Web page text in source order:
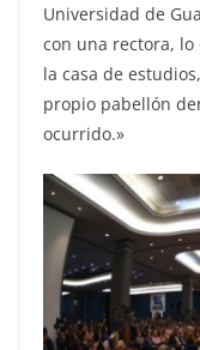
Universidad de
con una rectora,
la casa de
propio pabellón
ocurrido.»